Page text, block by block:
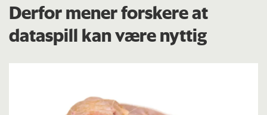
Derfor mener forskere at
dataspill kan være nyttig